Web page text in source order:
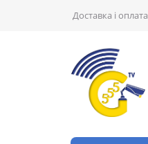
Доставка і оплата